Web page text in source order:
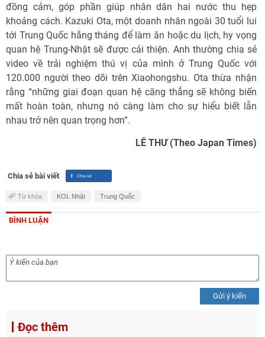
đồng cảm, góp phần giúp nhân dân hai nước thu hẹp
khoảng cách. Kazuki Ota, một doanh nhân ngoài 30 tuổi lui
tới Trung Quốc hằng tháng để làm ăn hoặc du lịch, hy vọng
quan hệ Trung-Nhật sẽ được cải thiện. Anh thường chia sẻ
video về trải nghiệm thú vị của mình ở Trung Quốc với
120.000 người theo dõi trên Xiaohongshu. Ota thừa nhận
rằng “những giai đoạn quan hệ căng thẳng sẽ không biến
mất hoàn toàn, nhưng nó càng làm cho sự hiểu biết lẫn
nhau trở nên quan trọng hơn”.
LÊ THƯ (Theo Japan Times)
Chia sẻ bài viết
Từ khóa KOL Nhật Trung Quốc
BÌNH LUẬN
Gửi ý kiến
Đọc thêm